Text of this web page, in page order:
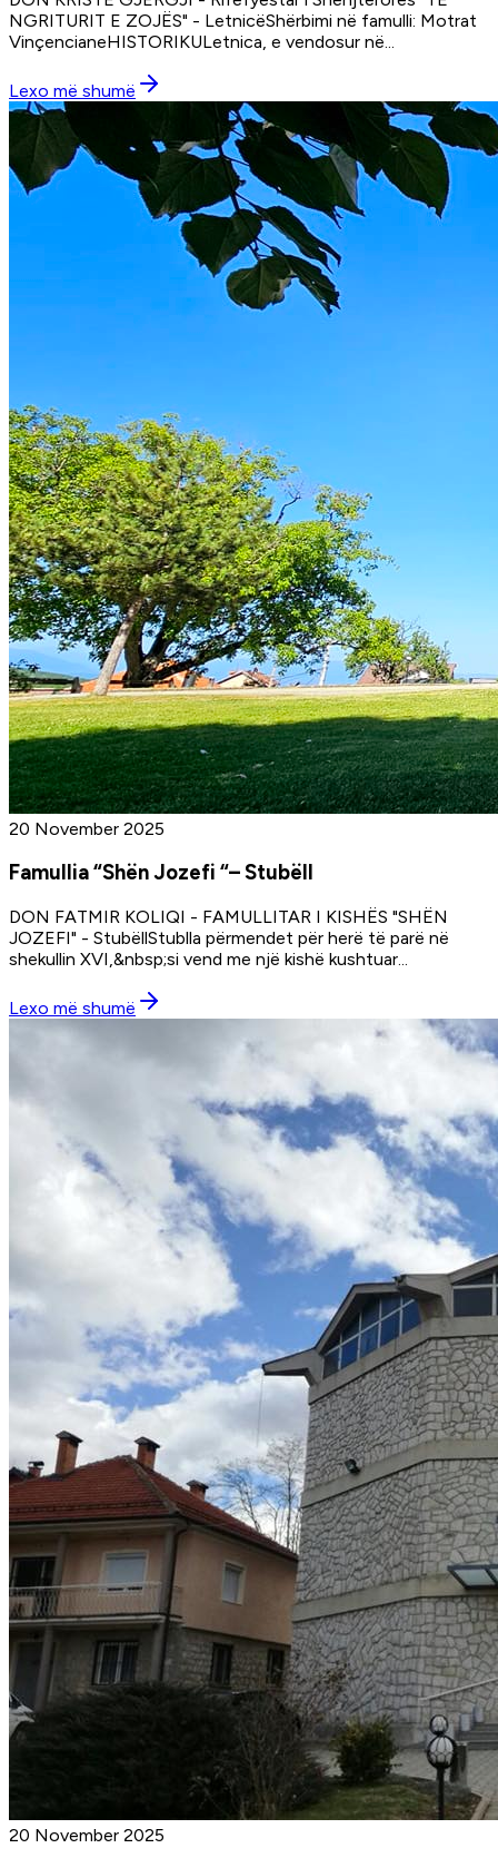
NGRITURIT E ZOJËS" - LetnicëShërbimi në famulli: Motrat
VinçencianeHISTORIKULetnica, e vendosur në
Lexo më shumë
20 November 2025
Famullia “Shën Jozefi “– Stubëll
DON FATMIR KOLIQI - FAMULLITAR I KISHËS "SHËN
JOZEFI" - StubëllStublla përmendet për herë të parë në
shekullin XVI,&nbsp;si vend me një kishë kushtuar...
Lexo më shumë
20 November 2025